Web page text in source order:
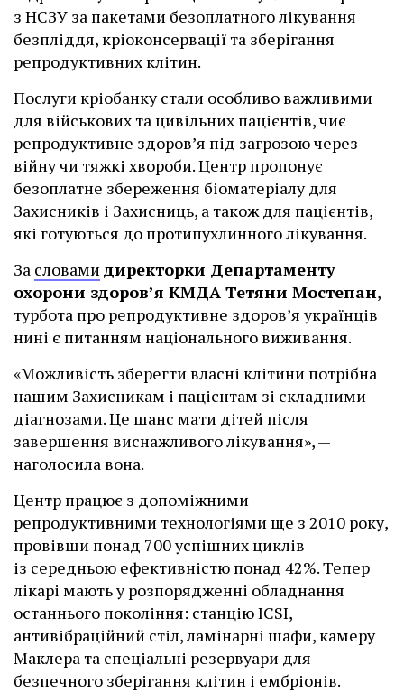
з НСЗУ за пакетами безоплатного лікування
безпліддя, кріоконсервації та зберігання
репродуктивних клітин.
Послуги кріобанку стали особливо важливими
для військових та цивільних пацієнтів, чиє
репродуктивне здоров’я під загрозою через
війну чи тяжкі хвороби. Центр пропонує
безоплатне збереження біоматеріалу для
Захисників і Захисниць, а також для пацієнтів,
які готуються до протипухлинного лікування.
За словамидиректорки Департаменту
охорони здоров’я КМДА Тетяни Мостепан,
турбота про репродуктивне здоров’я українців
нині є питанням національного виживання.
«Можливість зберегти власні клітини потрібна
нашим Захисникам і пацієнтам зі складними
діагнозами. Це шанс мати дітей після
завершення виснажливого лікування», —
наголосила вона.
Центр працює з допоміжними
репродуктивними технологіями ще з 2010 року,
провівши понад 700 успішних циклів
із середньою ефективністю понад 42%. Тепер
лікарі мають у розпорядженні обладнання
останнього покоління: станцію ІCSI,
антивібраційний стіл, ламінарні шафи, камеру
Маклера та спеціальні резервуари для
безпечного зберігання клітин і ембріонів.